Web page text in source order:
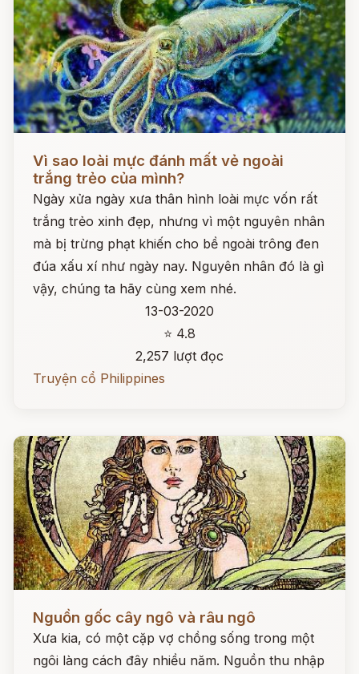
Vì sao loài mực đánh mất vẻ ngoài
trắng trẻo của mình?
Ngày xửa ngày xưa thân hình loài mực vốn rất
trắng trẻo xinh đẹp, nhưng vì một nguyên nhân
mà bị trừng phạt khiến cho bề ngoài trông đen
đúa xấu xí như ngày nay. Nguyên nhân đó là gì
vậy, chúng ta hãy cùng xem nhé.
13-03-2020
⭐ 4.8
2,257 lượt đọc
Truyện cổ Philippines
Đọc ngay
Nguồn gốc cây ngô và râu ngô
Xưa kia, có một cặp vợ chồng sống trong một
ngôi làng cách đây nhiều năm. Nguồn thu nhập